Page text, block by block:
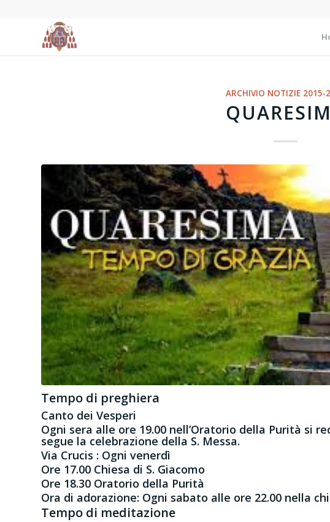
ARCHIVIO NOTIZIE 2015-
Tempo di preghiera
Canto dei Vesperi
Ogni sera alle ore 19.00 nell’Oratorio della Purità si
segue la celebrazione della S. Messa.
Via Crucis : Ogni venerdì
Ore 17.00 Chiesa di S. Giacomo
Ore 18.30 Oratorio della Purità
Ora di adorazione: Ogni sabato alle ore 22.00 nella
Tempo di meditazione